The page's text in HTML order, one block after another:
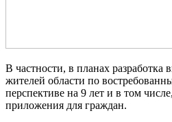
В частности, в планах
жителей области по
перспективе на 9 лет и в том
приложения для граждан.